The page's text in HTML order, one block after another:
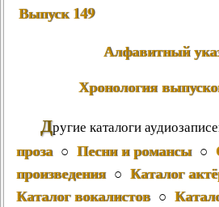
Выпуск 149
Алфавитный
Хронология
Другие каталоги
проза○ Песни и романсы○
произведения○ Каталог
Каталог вокалистов○